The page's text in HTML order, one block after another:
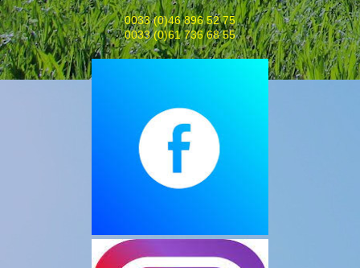
0033 (0)46 896 52 75
0033 (0)61 736 68 55